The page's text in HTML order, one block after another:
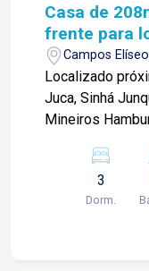
Casa de
frente para
Campos
Localizado
Juca, Sinhá
Mineiros
Sala 02
-Área de
-05 vagas de garagem; Salão
3
Dorm.